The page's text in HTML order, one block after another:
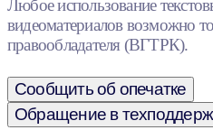
Любое использование
видеоматериалов возможно
правообладателя (ВГТРК).
Сообщить об опечатке
Обращение в